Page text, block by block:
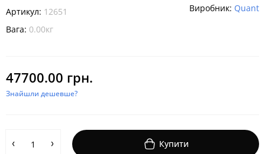
Артикул: 12651
Вага: 0.00кг
Виробник: Quant
47700.00 грн.
Знайшли дешевше?
Купити